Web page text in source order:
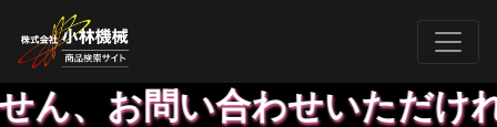
問い合わせいただければ